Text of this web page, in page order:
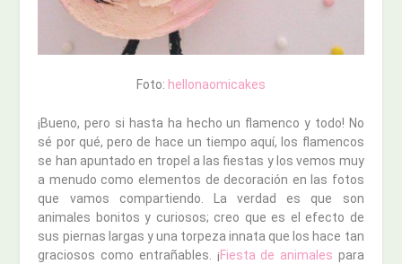
Foto: hellonaomicakes
¡Bueno, pero si hasta ha hecho un flamenco y todo! No
sé por qué, pero de hace un tiempo aquí, los flamencos
se han apuntado en tropel a las fiestas y los vemos muy
a menudo como elementos de decoración en las fotos
que vamos compartiendo. La verdad es que son
animales bonitos y curiosos; creo que es el efecto de
sus piernas largas y una torpeza innata que los hace tan
graciosos como entrañables. ¡Fiesta de animales para